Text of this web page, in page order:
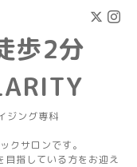
歩2分
ジング専科
クサロンです。
目指している方をお迎え